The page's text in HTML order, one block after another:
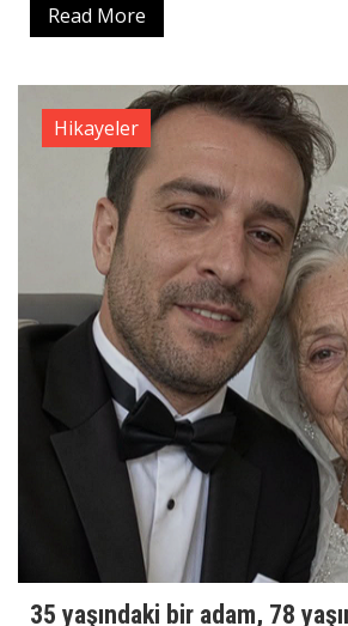
Read More
Hikayeler
35 yaşındaki bir adam, 78